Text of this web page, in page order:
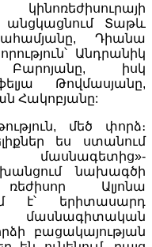
Տաթև
Դիանա
Անդրանիկ
իսկ
Թովմասյանը,
Հակոբյանը:
մեծ փորձ։
ես ստանում
նախագծի
Ալյոնա
է՝ երիտասարդ
բացակայության